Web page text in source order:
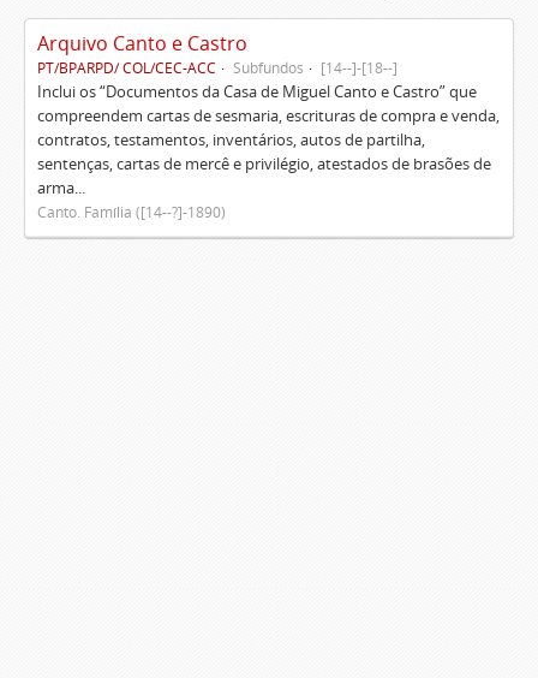
Arquivo Canto e Castro
PT/BPARPD/ COL/CEC-ACC Subfundos [14--]-[18--]
Inclui os “Documentos da Casa de Miguel Canto e Castro” que
compreendem cartas de sesmaria, escrituras de compra e venda,
contratos, testamentos, inventários, autos de partilha,
sentenças, cartas de mercê e privilégio, atestados de brasões de
arma...
Canto. Família ([14--?]-1890)